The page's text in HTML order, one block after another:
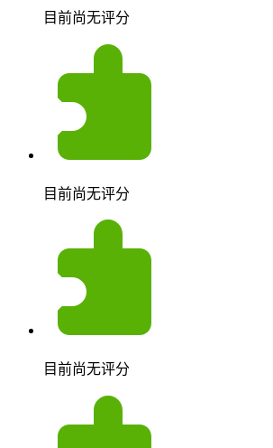
目前尚无评分
目前尚无评分
目前尚无评分